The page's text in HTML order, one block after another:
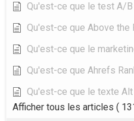
Qu'est-ce que le test A/B
Qu'est-ce que Above the
Qu'est-ce que le
Qu'est-ce que Ahrefs
Qu'est-ce que le texte Alt
Afficher tous les articles (